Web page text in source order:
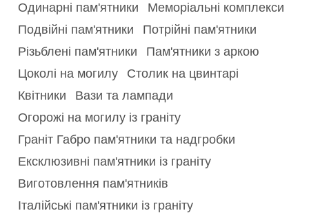
Одинарні пам'ятники
Меморіальні комплекси
Подвійні пам'ятники
Потрійні пам'ятники
Різьблені пам'ятники
Пам'ятники з аркою
Цоколі на могилу
Столик на цвинтарі
Квітники
Вази та лампади
Огорожі на могилу із граніту
Граніт Габро пам'ятники та надгробки
Ексклюзивні пам'ятники із граніту
Виготовлення пам'ятників
Італійські пам'ятники із граніту